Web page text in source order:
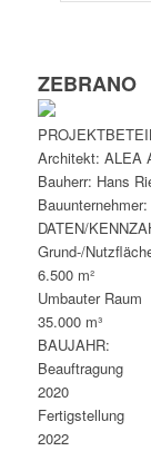
ZEBRANO
Architekt: ALEA
Bauherr: Hans
DATEN/
Grund-/
6.500 m²
Umbauter Raum
35.000 m³
BAUJAHR:
Beauftragung
2020
Fertigstellung
2022